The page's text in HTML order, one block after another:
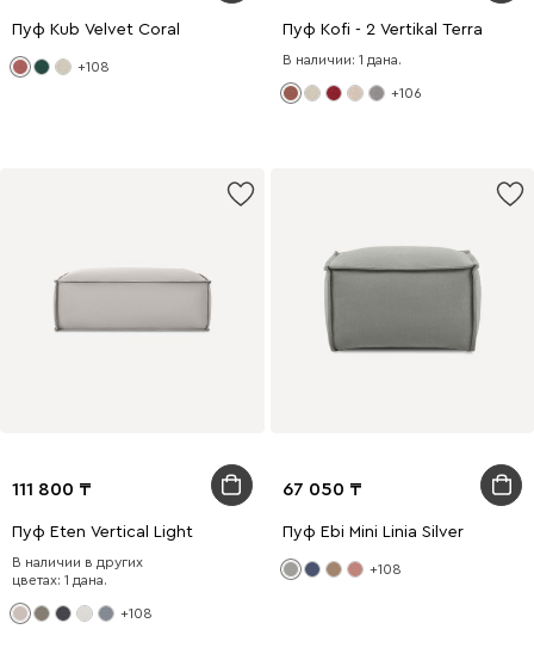
Пуф Kub Velvet Coral
+108
Пуф Kofi - 2 Vertikal Terra
В наличии: 1 дана.
+106
111 800
Пуф Eten Vertical Light
В наличии в других
цветах: 1 дана.
+108
67 050
Пуф Ebi Mini Linia Silver
+108